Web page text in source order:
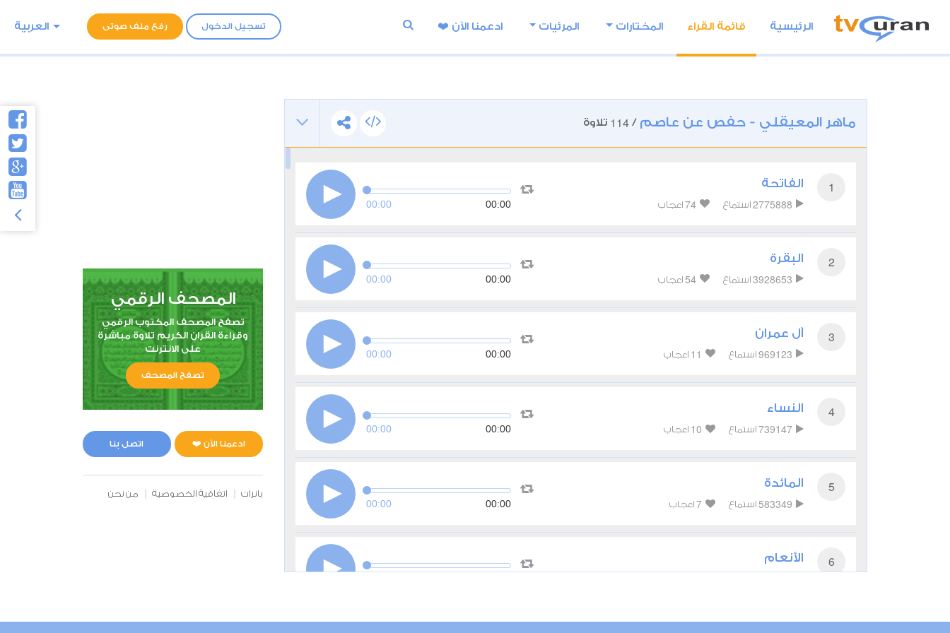
تسجيل الدخول رفع ملف صوتى العربية الرئيسية قائمة القراء المختارات المرئيات ادعمنا اﻵن ❤️
ماهر المعيقلي - حفص عن عاصم /
114 تلاوة
1 الفاتحة
2775888 استماع 74 اعجاب 00:00 00:00
2 البقرة
3928653 استماع 54 اعجاب 00:00 00:00
3 آل عمران
969123 استماع 11 اعجاب 00:00 00:00
4 النساء
739147 استماع 10 اعجاب 00:00 00:00
5 المائدة
583349 استماع 7 اعجاب 00:00 00:00
6 الأنعام
المصحف الرقمي
تصفح المصحف المكتوب الرقمي
وقراءة القران الكريم تلاوة مباشرة
على الانترنت
تصفح المصحف
ادعمنا الآن ❤️ اتصل بنا
بانرات اتفاقية الخصوصية من نحن